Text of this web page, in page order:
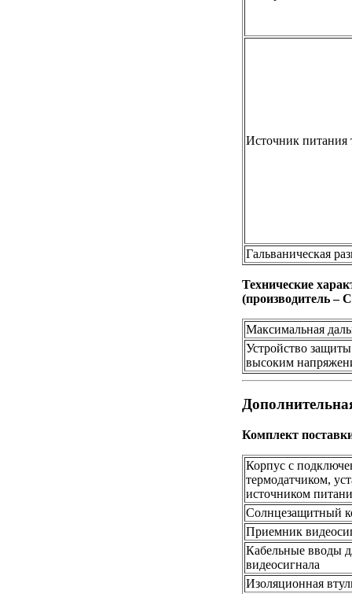
Источник питания
Гальваническая
Технические
(производитель
Максимальная
Устройство
высоким
Комплект
Корпус с
термодатчиком,
источником
Солнцезащитный
Приемник
Кабельные вводы
видеосигнала
Изоляционная